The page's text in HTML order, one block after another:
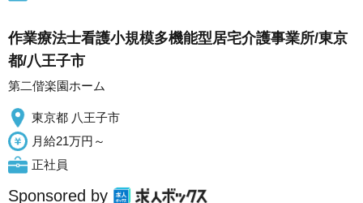
作業療法士看護小規模多機能型居宅介護事業所/東京
都/八王子市
第二偕楽園ホーム
東京都 八王子市
月給21万円～
正社員
Sponsored by